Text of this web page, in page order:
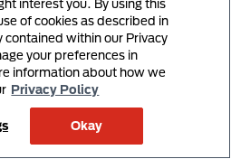
& Hepatology,
doi:
interest you. By using this
of cookies as described in
within our Privacy
your preferences in
information about how we
Privacy Policy
Okay